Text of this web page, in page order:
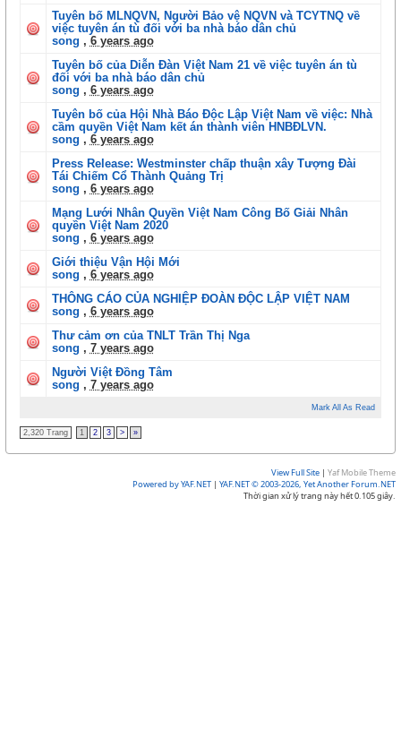
Tuyên bố MLNQVN, Người Bảo vệ NQVN và TCYTNQ về
việc tuyên án tù đối với ba nhà báo dân chủ
song , 6 years ago
Tuyên bố của Diễn Đàn Việt Nam 21 về việc tuyên án tù
đối với ba nhà báo dân chủ
song , 6 years ago
Tuyên bố của Hội Nhà Báo Độc Lập Việt Nam về việc: Nhà
cầm quyền Việt Nam kết án thành viên HNBĐLVN.
song , 6 years ago
Press Release: Westminster chấp thuận xây Tượng Đài
Tái Chiếm Cổ Thành Quảng Trị
song , 6 years ago
Mạng Lưới Nhân Quyền Việt Nam Công Bố Giải Nhân
quyền Việt Nam 2020
song , 6 years ago
Giới thiệu Vận Hội Mới
song , 6 years ago
THÔNG CÁO CỦA NGHIỆP ĐOÀN ĐỘC LẬP VIỆT NAM
song , 6 years ago
Thư cảm ơn của TNLT Trần Thị Nga
song , 7 years ago
Người Việt Đồng Tâm
song , 7 years ago
Mark All As Read
2,320 Trang 1 2 3 > »
View Full Site | Yaf Mobile Theme
Powered by YAF.NET | YAF.NET © 2003-2026, Yet Another Forum.NET
Thời gian xử lý trang này hết 0.105 giây.